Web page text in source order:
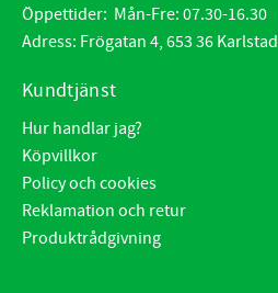
Öppettider: Mån-Fre: 07.30-16.30
Adress: Frögatan 4, 653 36 Karlstad
Kundtjänst
Hur handlar jag?
Köpvillkor
Policy och cookies
Reklamation och retur
Produktrådgivning